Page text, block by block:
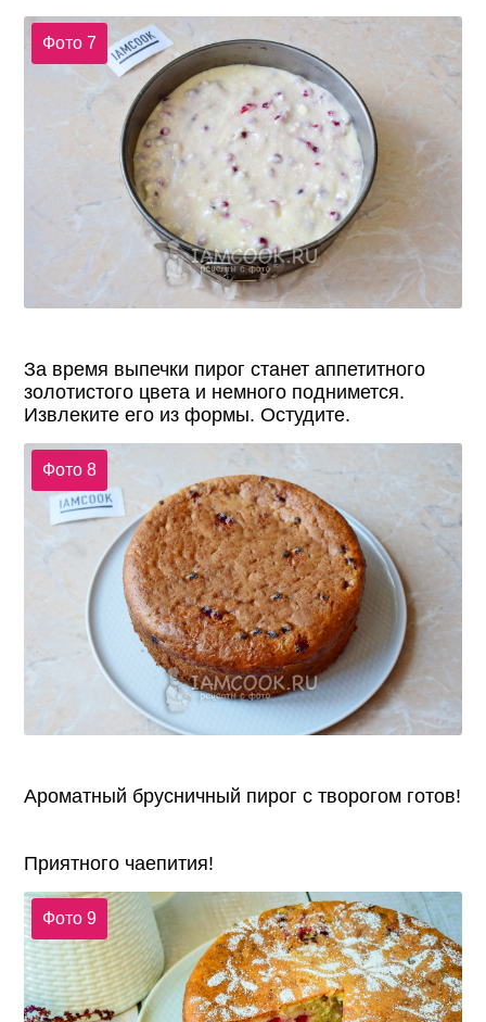
Фото 7
За время выпечки пирог станет аппетитного
золотистого цвета и немного поднимется.
Извлеките его из формы. Остудите.
Фото 8
Ароматный брусничный пирог с творогом готов!
Приятного чаепития!
Фото 9